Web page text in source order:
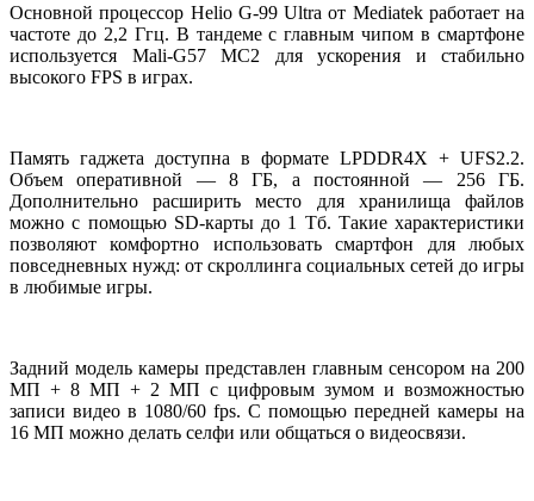
Основной процессор Helio G-99 Ultra от Mediatek работает на
частоте до 2,2 Ггц. В тандеме с главным чипом в смартфоне
используется Mali-G57 MC2 для ускорения и стабильно
высокого FPS в играх.
Память гаджета доступна в формате LPDDR4X + UFS2.2.
Объем оперативной — 8 ГБ, а постоянной — 256 ГБ.
Дополнительно расширить место для хранилища файлов
можно с помощью SD-карты до 1 Тб. Такие характеристики
позволяют комфортно использовать смартфон для любых
повседневных нужд: от скроллинга социальных сетей до игры
в любимые игры.
Задний модель камеры представлен главным сенсором на 200
МП + 8 МП + 2 МП с цифровым зумом и возможностью
записи видео в 1080/60 fps. С помощью передней камеры на
16 МП можно делать селфи или общаться о видеосвязи.